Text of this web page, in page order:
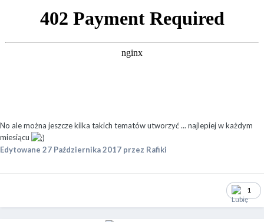
No ale można jeszcze kilka takich tematów utworzyć ... najlepiej w każdym
miesiącu
Edytowane 27 Października 2017 przez Rafiki
1